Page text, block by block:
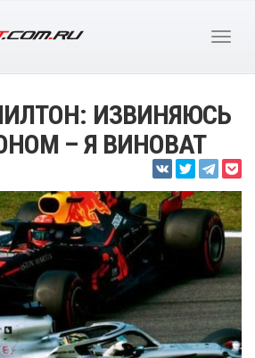
ИЗВИНЯЮСЬ
– Я ВИНОВАТ